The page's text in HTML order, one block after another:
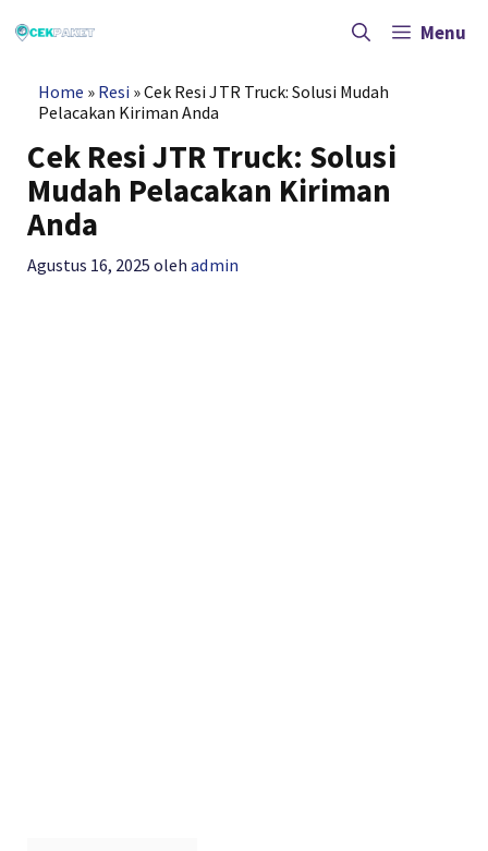
ke
Menu
Home » Resi »Cek Resi JTR Truck: Solusi Mudah
Pelacakan Kiriman Anda
Cek Resi JTR Truck: Solusi
Mudah Pelacakan Kiriman
Anda
Agustus 16, 2025 olehadmin